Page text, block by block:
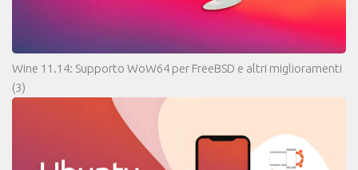
Wine 11.14: Supporto WoW64 per FreeBSD e altri miglioramenti
(3)